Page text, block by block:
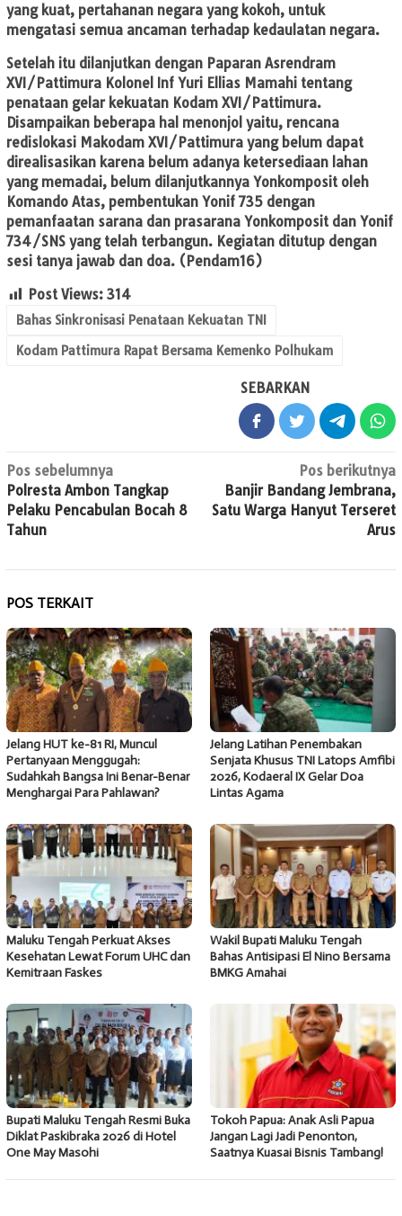
yang kuat, pertahanan negara yang kokoh, untuk
mengatasi semua ancaman terhadap kedaulatan negara.
Setelah itu dilanjutkan dengan Paparan Asrendram
XVI/Pattimura Kolonel Inf Yuri Ellias Mamahi tentang
penataan gelar kekuatan Kodam XVI/Pattimura.
Disampaikan beberapa hal menonjol yaitu, rencana
redislokasi Makodam XVI/Pattimura yang belum dapat
direalisasikan karena belum adanya ketersediaan lahan
yang memadai, belum dilanjutkannya Yonkomposit oleh
Komando Atas, pembentukan Yonif 735 dengan
pemanfaatan sarana dan prasarana Yonkomposit dan Yonif
734/SNS yang telah terbangun. Kegiatan ditutup dengan
sesi tanya jawab dan doa. (Pendam16)
Post Views: 314
Bahas Sinkronisasi Penataan Kekuatan TNI
Kodam Pattimura Rapat Bersama Kemenko Polhukam
SEBARKAN
Navigasi
pos
Pos sebelumnya
Polresta Ambon Tangkap
Pelaku Pencabulan Bocah 8
Tahun
Pos berikutnya
Banjir Bandang Jembrana,
Satu Warga Hanyut Terseret
Arus
POS TERKAIT
Jelang HUT ke-81 RI, Muncul
Pertanyaan Menggugah:
Sudahkah Bangsa Ini Benar-Benar
Menghargai Para Pahlawan?
Jelang Latihan Penembakan
Senjata Khusus TNI Latops Amfibi
2026, Kodaeral IX Gelar Doa
Lintas Agama
Maluku Tengah Perkuat Akses
Kesehatan Lewat Forum UHC dan
Kemitraan Faskes
Wakil Bupati Maluku Tengah
Bahas Antisipasi El Nino Bersama
BMKG Amahai
Bupati Maluku Tengah Resmi Buka
Diklat Paskibraka 2026 di Hotel
One May Masohi
Tokoh Papua: Anak Asli Papua
Jangan Lagi Jadi Penonton,
Saatnya Kuasai Bisnis Tambang!